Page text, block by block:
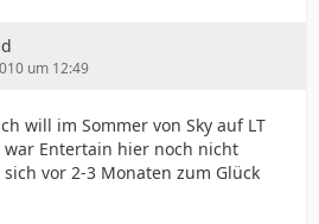
um 12:49
will im Sommer von Sky auf LT
war Entertain hier noch nicht
vor 2-3 Monaten zum Glück